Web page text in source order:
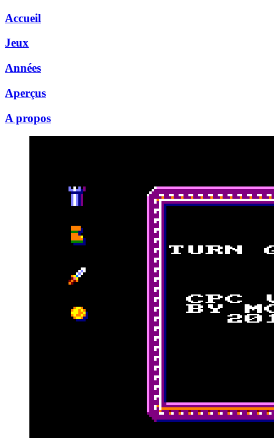
Accueil
Jeux
Années
Aperçus
A propos